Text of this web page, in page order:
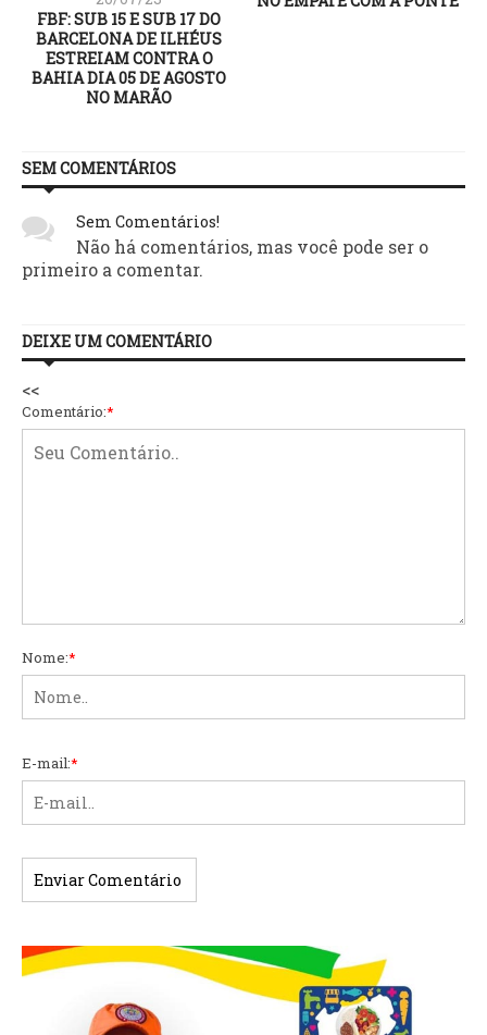
FBF: SUB 15 E SUB 17 DO
BARCELONA DE ILHÉUS
ESTREIAM CONTRA O
BAHIA DIA 05 DE AGOSTO
NO MARÃO
SEM COMENTÁRIOS
Sem Comentários!
Não há comentários, mas você pode ser o
primeiro a comentar.
DEIXE UM COMENTÁRIO
<<
Comentário:*
Nome:*
E-mail:*